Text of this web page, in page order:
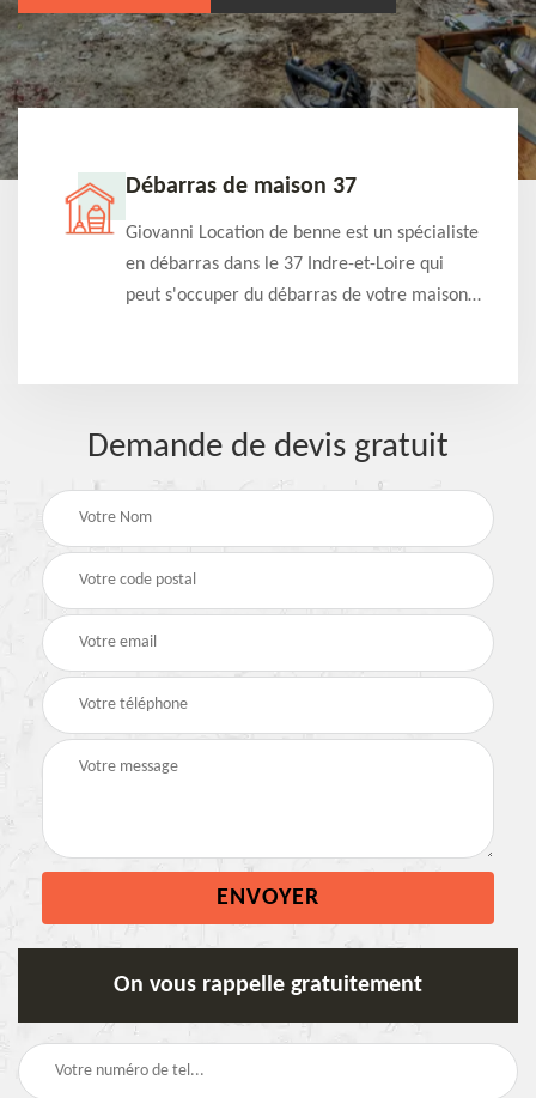
Débarras de maison 37
Giovanni Location de benne est un spécialiste
en débarras dans le 37 Indre-et-Loire qui
peut s'occuper du débarras de votre maison
Demande de devis gratuit
On vous rappelle gratuitement